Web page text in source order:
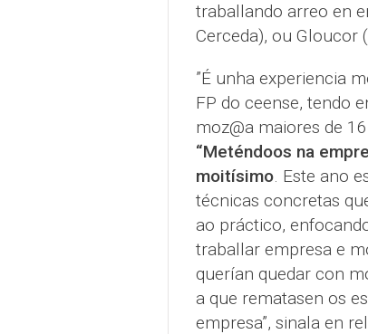
traballando arreo en
Cerceda), ou Gloucor
”É unha experiencia
FP do ceense, tendo
moz@a maiores de
“Meténdoos na
moitísimo. Este ano
técnicas concretas
ao práctico,
traballar empresa e
querían quedar con
a que rematasen os
empresa”, sinala en